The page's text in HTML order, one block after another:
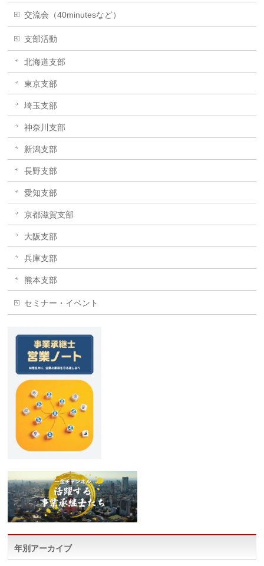
交流会（40minutesなど）
支部活動
北海道支部
東京支部
埼玉支部
神奈川支部
新潟支部
長野支部
愛知支部
京都滋賀支部
大阪支部
兵庫支部
熊本支部
セミナー・イベント
年別アーカイブ